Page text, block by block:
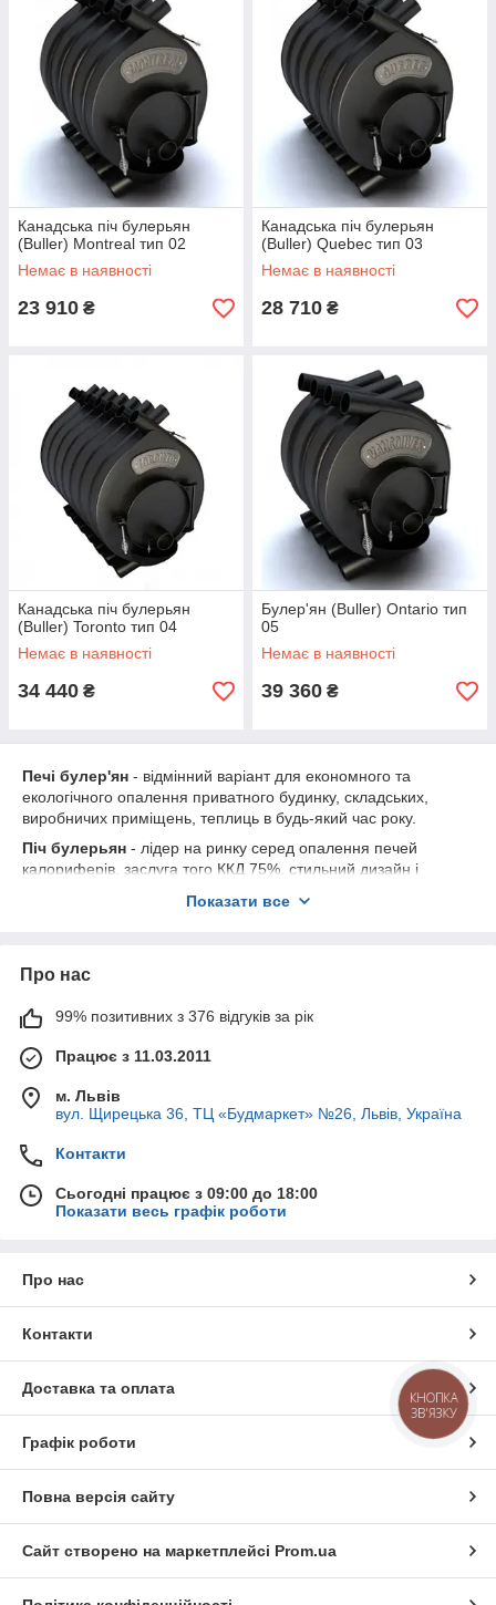
Канадська піч булерьян
(Buller) Montreal тип 02
Немає в наявності
23 910 ₴
Канадська піч булерьян
(Buller) Quebec тип 03
Немає в наявності
28 710 ₴
Канадська піч булерьян
(Buller) Toronto тип 04
Немає в наявності
34 440 ₴
Булер'ян (Buller) Ontario тип
05
Немає в наявності
39 360 ₴
Печі булер'ян - відмінний варіант для економного та
екологічного опалення приватного будинку, складських,
виробничих приміщень, теплиць в будь-який час року.
Піч булерьян - лідер на ринку серед опалення печей
калориферів, заслуга того ККД 75%, стильний дизайн і
параметрам - в ньому є кілька режимів горіння, вторинна
Показати все
Про нас
99% позитивних з 376 відгуків за рік
Працює з 11.03.2011
м. Львів
вул. Щирецька 36, ТЦ «Будмаркет» №26, Львів, Україна
Контакти
Сьогодні працює з 09:00 до 18:00
Показати весь графік роботи
Про нас
Контакти
Доставка та оплата
Графік роботи
Повна версія сайту
Сайт створено на маркетплейсі Prom.ua
КНОПКА
ЗВ'ЯЗКУ